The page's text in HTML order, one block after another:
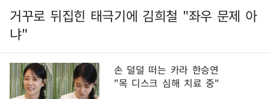
거꾸로 뒤집힌 태극기에 김희철 "좌우 문제 아
냐"
손 덜덜 떠는 카라 한승연
"목 디스크 심해 치료 중"